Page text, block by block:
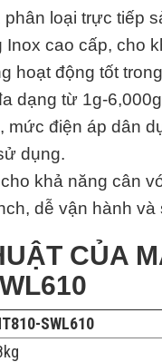
loại trực tiếp
cao cấp, cho
hoạt động tốt
dạng từ 1g-6,000g
điện áp dân
dụng.
khả năng cân
dễ vận hành và
CỦA
SWL610